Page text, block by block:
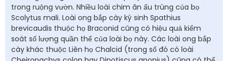
trong ruộng vườn. Nhiều loài chim ăn ấu trùng của bọ
Scolytus mali. Loài ong bắp cày ký sinh Spathius
brevicaudis thuộc họ Braconid cũng có hiệu quả kiểm
soát số lượng quần thể của loài bọ này. Các loài ong bắp
cày khác thuộc Liên họ Chalcid (trong số đó có loài